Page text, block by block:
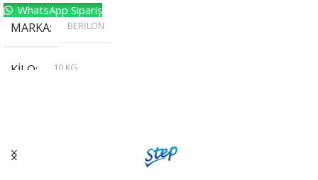
WhatsApp Sipariş
MARKA BERİLON
KILO
10 KG